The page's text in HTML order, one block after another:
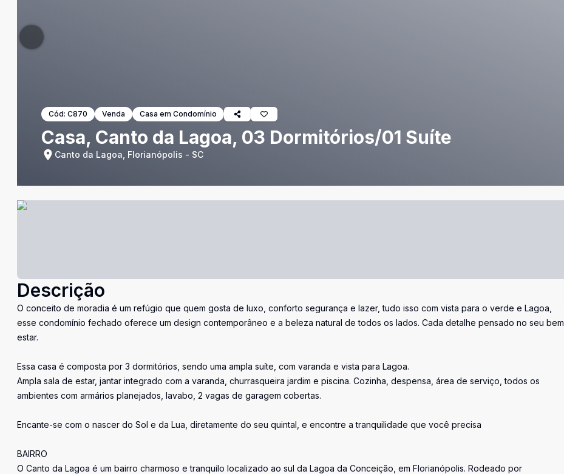
Cód: C870 Venda Casa em Condomínio
Casa, Canto da Lagoa, 03 Dormitórios/01 Suíte
Canto da Lagoa, Florianópolis - SC
Descrição
O conceito de moradia é um refúgio que quem gosta de luxo, conforto segurança e lazer, tudo isso com vista para o verde e Lagoa,
esse condomínio fechado oferece um design contemporâneo e a beleza natural de todos os lados. Cada detalhe pensado no seu bem
estar.
Essa casa é composta por 3 dormitórios, sendo uma ampla suíte, com varanda e vista para Lagoa.
Ampla sala de estar, jantar integrado com a varanda, churrasqueira jardim e piscina. Cozinha, despensa, área de serviço, todos os
ambientes com armários planejados, lavabo, 2 vagas de garagem cobertas.
Encante-se com o nascer do Sol e da Lua, diretamente do seu quintal, e encontre a tranquilidade que você precisa
BAIRRO
O Canto da Lagoa é um bairro charmoso e tranquilo localizado ao sul da Lagoa da Conceição, em Florianópolis. Rodeado por